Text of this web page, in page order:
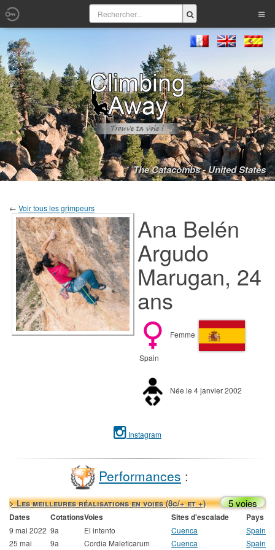
The Catacombs - United States
← Voir tous les grimpeurs
Ana Belén
Argudo
Marugan, 24
ans
Femme
Spain
Née le 4 janvier 2002
Instagram
Performances :
> Les meilleures réalisations en voies (8c/+ et +) 5 voies
Dates CotationsVoies Sites d'escalade Pays
9 mai 2022 9a El intento Cuenca
Spain
25 mai
9a Cordia Maleficarum Cuenca Spain